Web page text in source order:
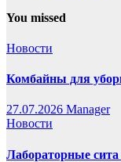
You missed
Новости
Комбайны для
27.07.2026 Manager
Новости
Лабораторные